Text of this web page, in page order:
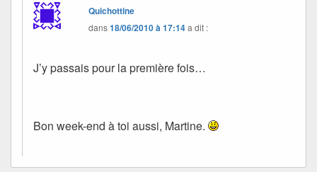
Quichottine
dans18/06/2010 à 17:14a dit :
J’y passais pour la première fois…
Bon week-end à toi aussi, Martine.